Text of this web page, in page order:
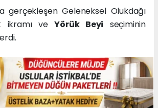
gerçekleşen Geleneksel Olukdağı
ikramı veYörük Beyi seçiminin